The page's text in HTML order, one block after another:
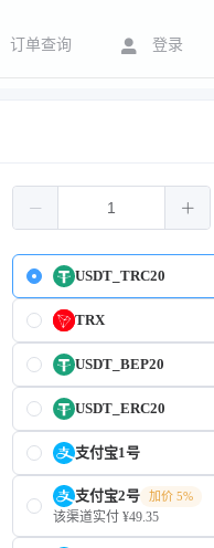
订单查询 登录
USDT_TRC20
TRX
USDT_BEP20
USDT_ERC20
支付宝1号
支付宝2号 加价 5%
该渠道实付 ¥49.35